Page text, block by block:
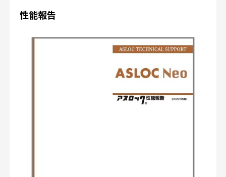
性能報告